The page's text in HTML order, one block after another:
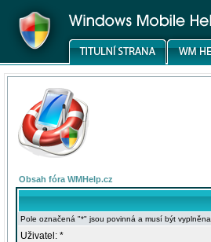
Obsah fóra WMHelp.cz
Pole označená "*" jsou povinná a musí být vyplněna
Uživatel: *